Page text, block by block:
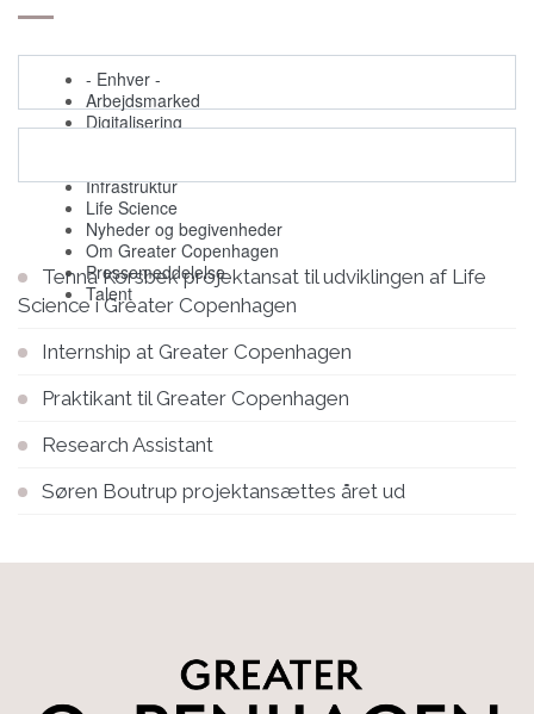
- Enhver -
Arbejdsmarked
Digitalisering
Infrastruktur
Life Science
Nyheder og begivenheder
Om Greater Copenhagen
Pressemeddelelse
Talent
Tenna Korsbek projektansat til udviklingen af Life
Science i Greater Copenhagen
Internship at Greater Copenhagen
Praktikant til Greater Copenhagen
Research Assistant
Søren Boutrup projektansættes året ud